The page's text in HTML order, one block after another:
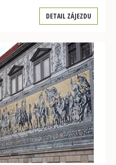
DETAIL ZÁJEZDU